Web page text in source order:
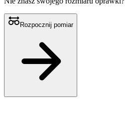
Rozpocznij pomiar